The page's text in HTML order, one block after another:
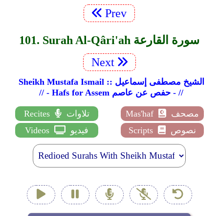
Prev
101. Surah Al-Qâri'ah سورة القارعة
Next
Sheikh Mustafa Ismail :: الشيخ مصطفى إسماعيل
// - Hafs for Assem حفص عن عاصم - //
Recites تلاوات Mas'haf
مصحف
Videos
فيديو Scripts نصوص